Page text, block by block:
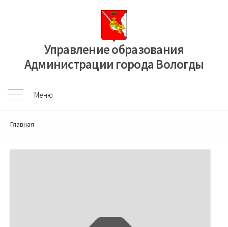
Управление образования
Администрации города Вологды
Меню
Меню
Главная